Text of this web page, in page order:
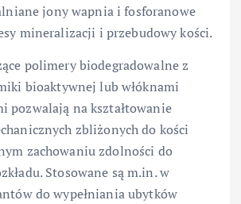
jony wapnia i fosforanowe
mineralizacji i przebudowy kości.
polimery biodegradowalne z
bioaktywnej lub włóknami
pozwalają na kształtowanie
zbliżonych do kości
zachowaniu zdolności do
Stosowane są m.in. w
do wypełniania ubytków